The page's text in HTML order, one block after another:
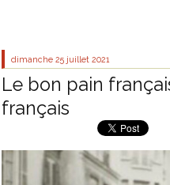
dimanche 25 juillet 2021
Le bon pain
français